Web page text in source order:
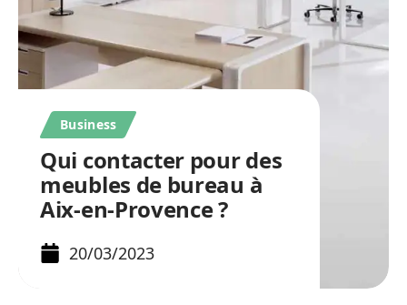
Business
Qui contacter pour des
meubles de bureau à
Aix-en-Provence ?
20/03/2023